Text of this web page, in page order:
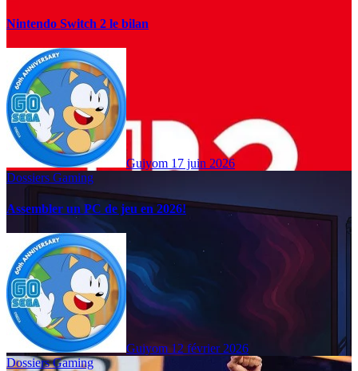
Nintendo Switch 2 le bilan
Guiyom 17 juin 2026
Dossiers Gaming
Assembler un PC de jeu en 2026!
Guiyom 12 février 2026
Dossiers Gaming